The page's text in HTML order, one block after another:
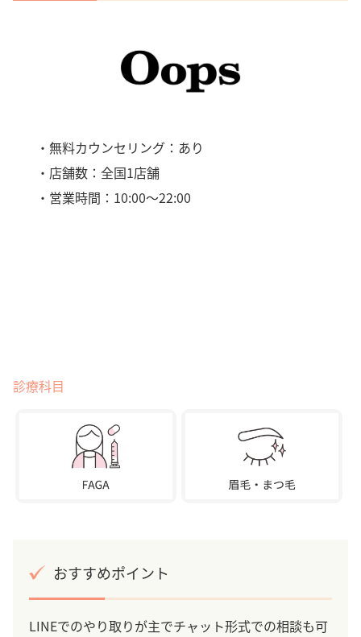
・無料カウンセリング：あり
・店舗数：全国1店舗
・営業時間：10:00～22:00
診療科目
おすすめポイント
LINEでのやり取りが主でチャット形式での相談も可